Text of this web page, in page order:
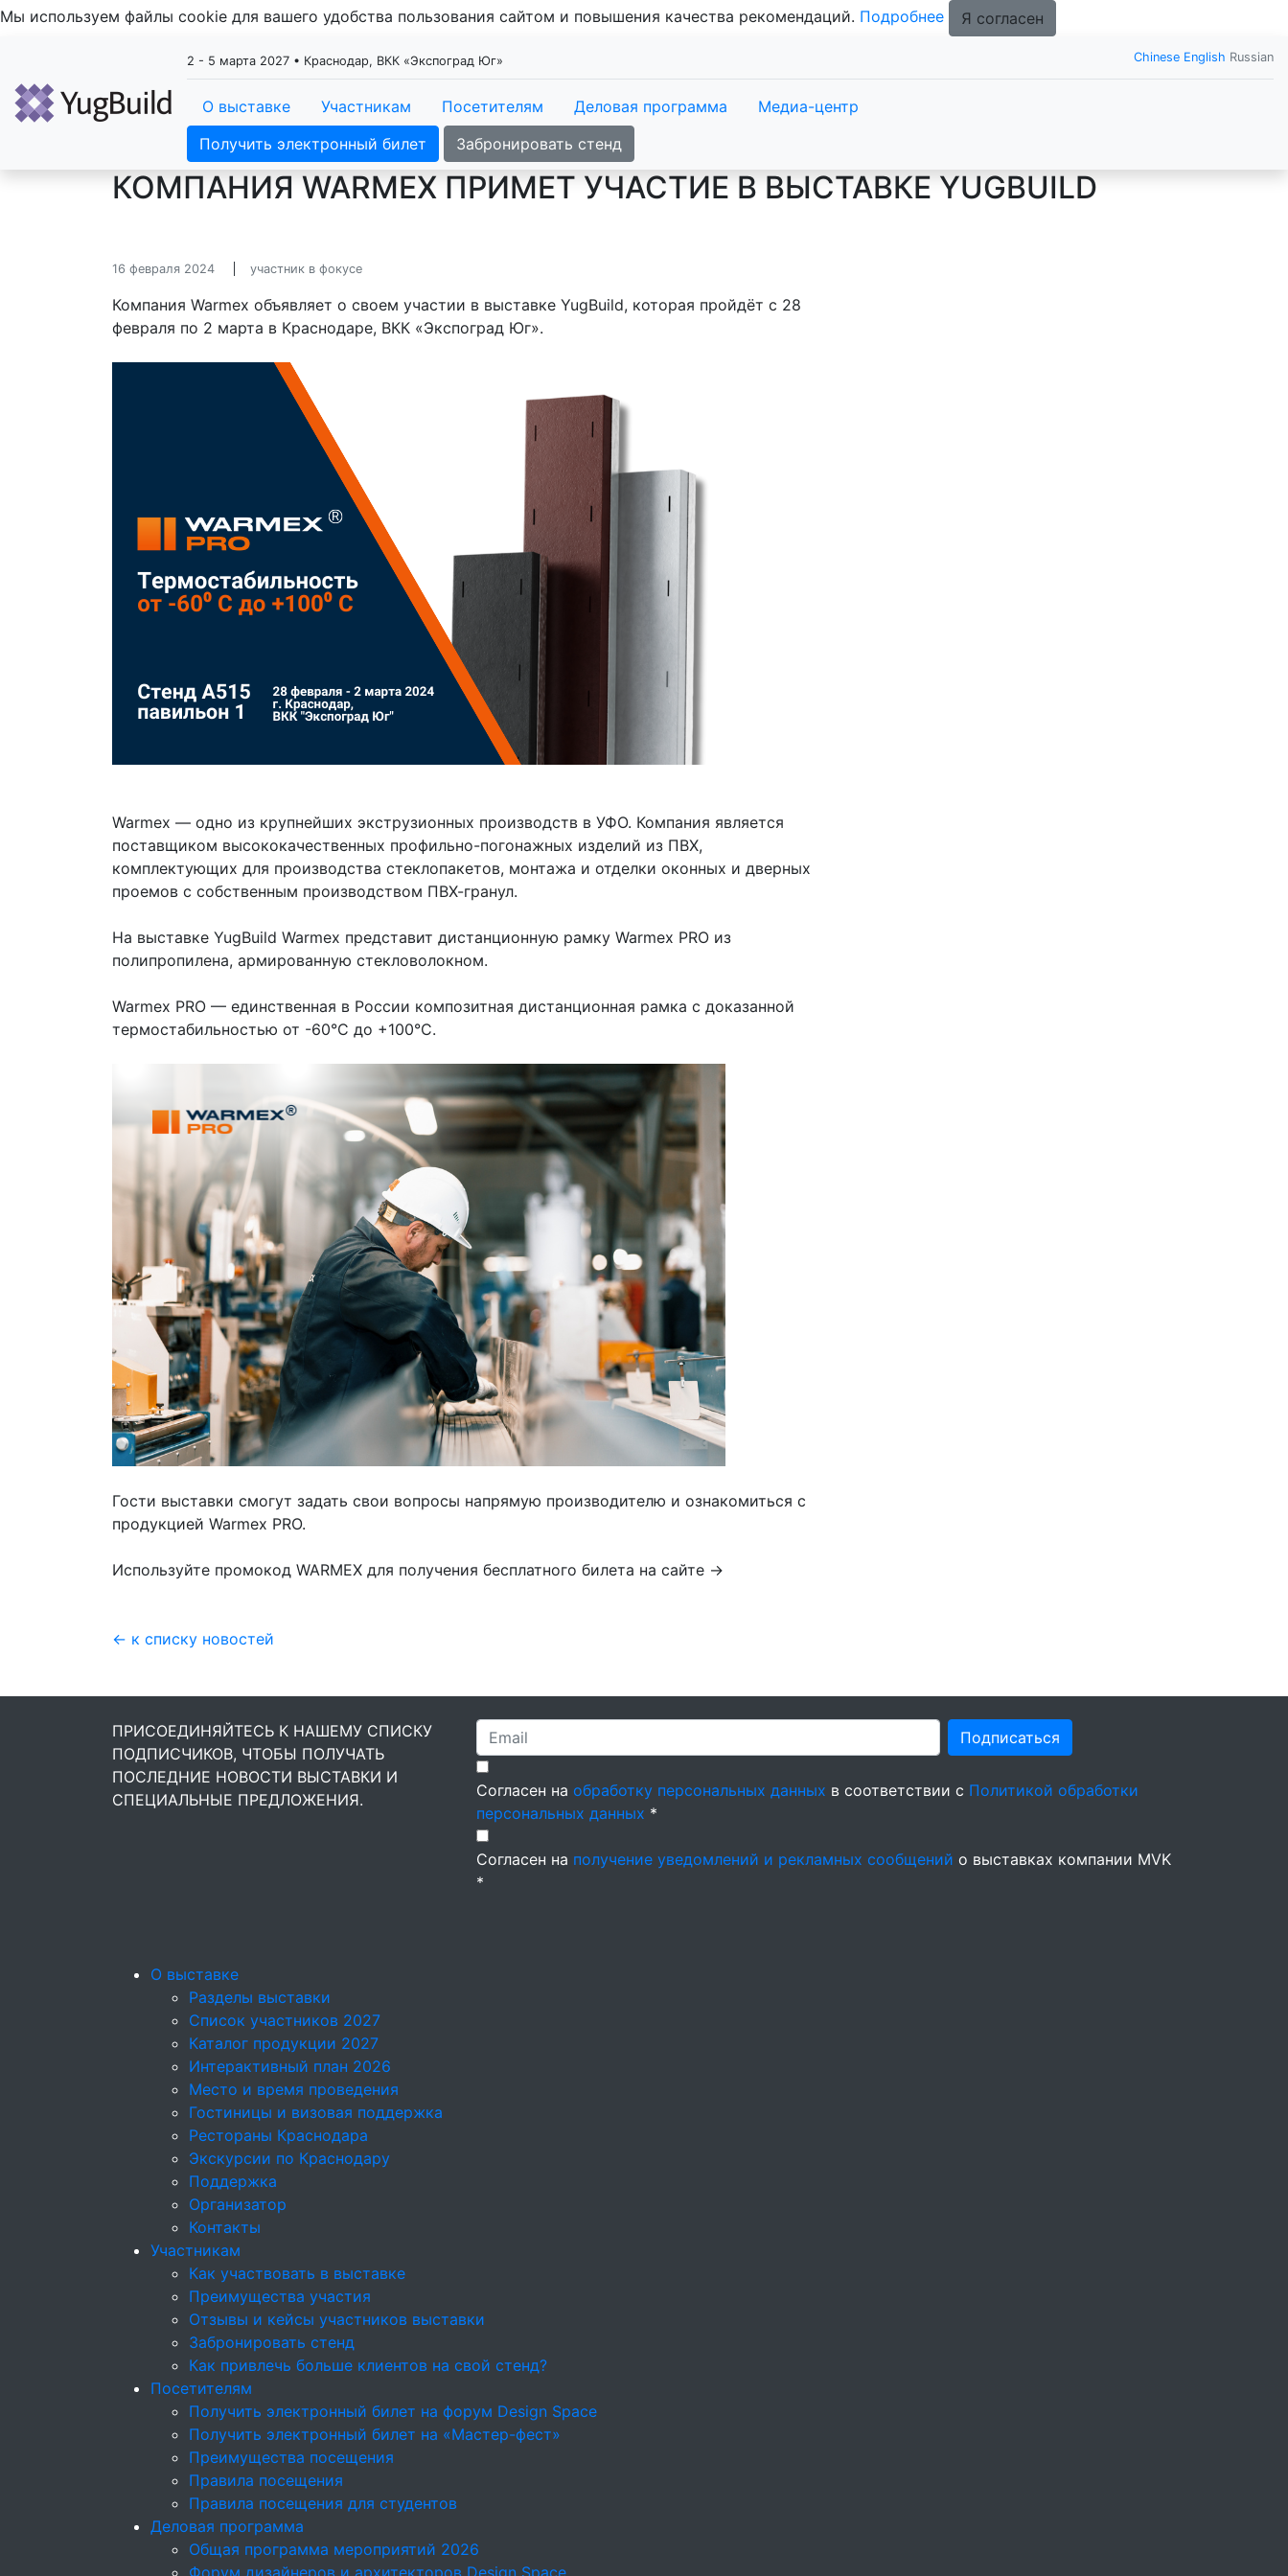
Мы используем файлы cookie для вашего удобства пользования сайтом и повышения качества рекомендаций. Подробнее Я согласен
2 - 5 марта 2027 • Краснодар, ВКК «Экспоград Юг» Chinese English Russian
О выставке Участникам Посетителям Деловая программа
Медиа-центр
Получить электронный билет
Забронировать стенд
КОМПАНИЯ WARMEX ПРИМЕТ УЧАСТИЕ В ВЫСТАВКЕ YUGBUILD
16 февраля 2024 участник в фокусе
Компания Warmex объявляет о своем участии в выставке YugBuild, которая пройдёт с 28
февраля по 2 марта в Краснодаре, ВКК «Экспоград Юг».
Warmex — одно из крупнейших экструзионных производств в УФО. Компания является
поставщиком высококачественных профильно-погонажных изделий из ПВХ,
комплектующих для производства стеклопакетов, монтажа и отделки оконных и дверных
проемов с собственным производством ПВХ-гранул.
На выставке YugBuild Warmex представит дистанционную рамку Warmex PRO из
полипропилена, армированную стекловолокном.
Warmex PRO — единственная в России композитная дистанционная рамка с доказанной
термостабильностью от -60°С до +100°С.
Гости выставки смогут задать свои вопросы напрямую производителю и ознакомиться с
продукцией Warmex PRO.
Используйте промокод WARMEX для получения бесплатного билета на сайте →
← к списку новостей
ПРИСОЕДИНЯЙТЕСЬ К НАШЕМУ СПИСКУ
ПОДПИСЧИКОВ, ЧТОБЫ ПОЛУЧАТЬ
ПОСЛЕДНИЕ НОВОСТИ ВЫСТАВКИ И
СПЕЦИАЛЬНЫЕ ПРЕДЛОЖЕНИЯ.
Подписаться
Согласен на обработку персональных данных в соответствии с Политикой обработки
персональных данных *
Согласен на получение уведомлений и рекламных сообщений о выставках компании MVK
*
О выставке
Разделы выставки
Список участников 2027
Каталог продукции 2027
Интерактивный план 2026
Место и время проведения
Гостиницы и визовая поддержка
Рестораны Краснодара
Экскурсии по Краснодару
Поддержка
Организатор
Контакты
Участникам
Как участвовать в выставке
Преимущества участия
Отзывы и кейсы участников выставки
Забронировать стенд
Как привлечь больше клиентов на свой стенд?
Посетителям
Получить электронный билет на форум Design Space
Получить электронный билет на «Мастер-фест»
Преимущества посещения
Правила посещения
Правила посещения для студентов
Деловая программа
Общая программа мероприятий 2026
Форум дизайнеров и архитекторов Design Space